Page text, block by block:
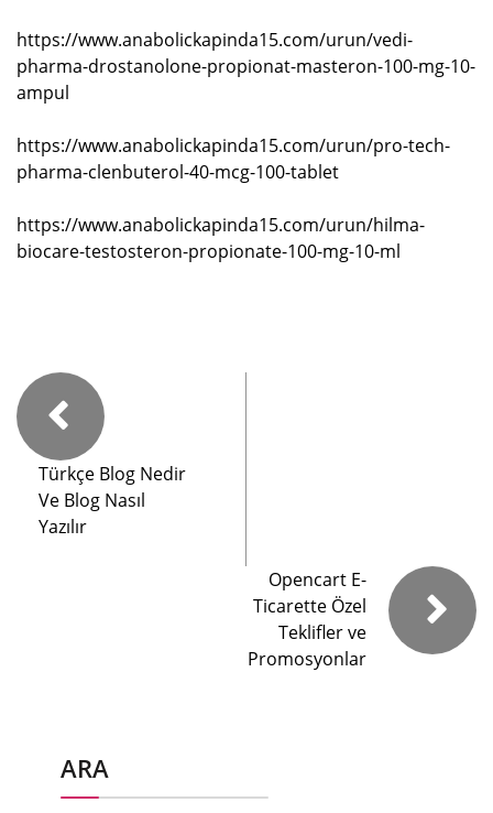
https://www.anabolickapinda15.com/urun/vedi-
pharma-drostanolone-propionat-masteron-100-mg-10-
ampul
https://www.anabolickapinda15.com/urun/pro-tech-
pharma-clenbuterol-40-mcg-100-tablet
https://www.anabolickapinda15.com/urun/hilma-
biocare-testosteron-propionate-100-mg-10-ml
Türkçe Blog Nedir
Ve Blog Nasıl
Yazılır
Opencart E-
Ticarette Özel
Teklifler ve
Promosyonlar
ARA